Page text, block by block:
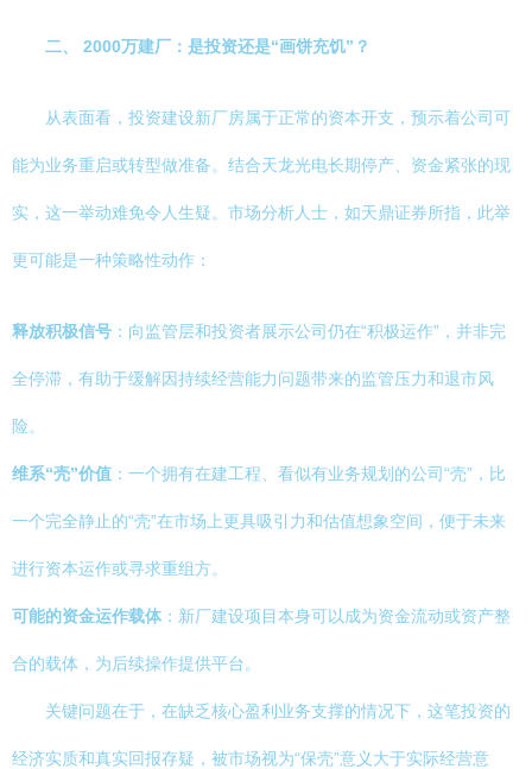
二、 2000万建厂：是投资还是“画饼充饥”？
从表面看，投资建设新厂房属于正常的资本开支，预示着公司可
能为业务重启或转型做准备。结合天龙光电长期停产、资金紧张的现
实，这一举动难免令人生疑。市场分析人士，如天鼎证券所指，此举
更可能是一种策略性动作：
释放积极信号 ：向监管层和投资者展示公司仍在“积极运作”，并非完
全停滞，有助于缓解因持续经营能力问题带来的监管压力和退市风
险。
维系“壳”价值 ：一个拥有在建工程、看似有业务规划的公司“壳”，比
一个完全静止的“壳”在市场上更具吸引力和估值想象空间，便于未来
进行资本运作或寻求重组方。
可能的资金运作载体 ：新厂建设项目本身可以成为资金流动或资产整
合的载体，为后续操作提供平台。
关键问题在于，在缺乏核心盈利业务支撑的情况下，这笔投资的
经济实质和真实回报存疑，被市场视为“保壳”意义大于实际经营意